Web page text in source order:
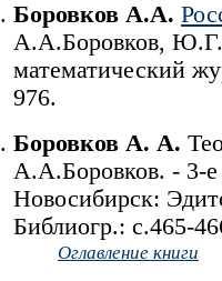
Боровков А.А.
А.А.Боровков,
математический
976.
Боровков А. А.
А.А.Боровков. - 3-
Новосибирск:
Библиогр.: с.465-
Оглавление книги